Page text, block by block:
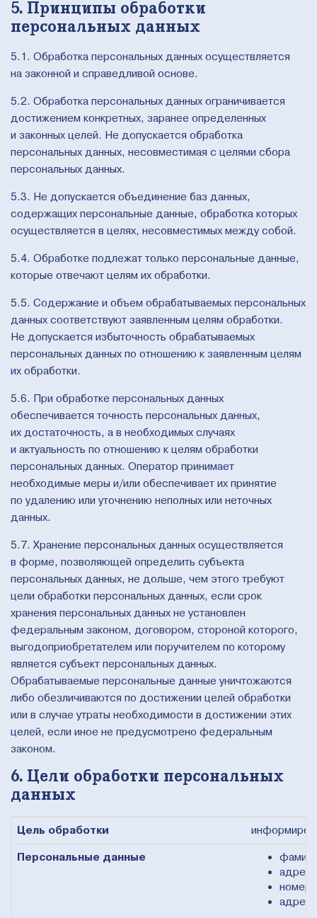
5. Принципы обработки
персональных данных
5.1. Обработка персональных данных осуществляется
на законной и справедливой основе.
5.2. Обработка персональных данных ограничивается
достижением конкретных, заранее определенных
и законных целей. Не допускается обработка
персональных данных, несовместимая с целями сбора
персональных данных.
5.3. Не допускается объединение баз данных,
содержащих персональные данные, обработка которых
осуществляется в целях, несовместимых между собой.
5.4. Обработке подлежат только персональные данные,
которые отвечают целям их обработки.
5.5. Содержание и объем обрабатываемых персональных
данных соответствуют заявленным целям обработки.
Не допускается избыточность обрабатываемых
персональных данных по отношению к заявленным целям
их обработки.
5.6. При обработке персональных данных
обеспечивается точность персональных данных,
их достаточность, а в необходимых случаях
и актуальность по отношению к целям обработки
персональных данных. Оператор принимает
необходимые меры и/или обеспечивает их принятие
по удалению или уточнению неполных или неточных
данных.
5.7. Хранение персональных данных осуществляется
в форме, позволяющей определить субъекта
персональных данных, не дольше, чем этого требуют
цели обработки персональных данных, если срок
хранения персональных данных не установлен
федеральным законом, договором, стороной которого,
выгодоприобретателем или поручителем по которому
является субъект персональных данных.
Обрабатываемые персональные данные уничтожаются
либо обезличиваются по достижении целей обработки
или в случае утраты необходимости в достижении этих
целей, если иное не предусмотрено федеральным
законом.
6. Цели обработки персональных
данных
Цель обработки
Персональные данные
адрес
номер
адрес